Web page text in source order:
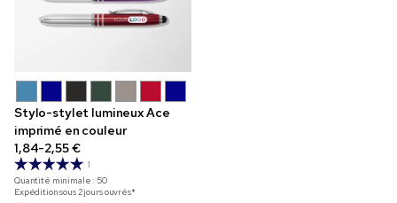
Stylo-stylet lumineux Ace
imprimé en couleur
1,84-2,55 €
1
Quantité minimale : 50
Expédition sous 2 jours ouvrés*